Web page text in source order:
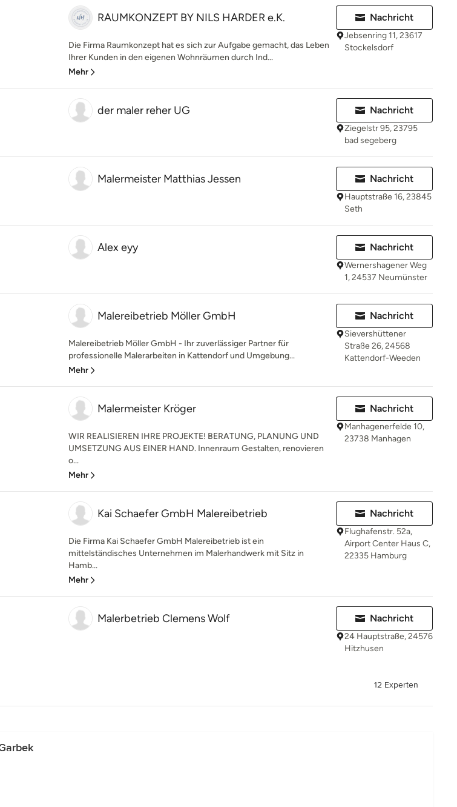
RAUMKONZEPT BY NILS HARDER e.K.
Die Firma Raumkonzept hat es sich zur Aufgabe gemacht, das Leben
Ihrer Kunden in den eigenen Wohnräumen durch Ind...
Mehr
Nachricht
Jebsenring 11, 23617
Stockelsdorf
der maler reher UG Nachricht
Ziegelstr 95, 23795
bad segeberg
Malermeister Matthias Jessen Nachricht
Hauptstraße 16, 23845
Seth
Alex eyy Nachricht
Wernershagener Weg
1, 24537 Neumünster
Malereibetrieb Möller GmbH
Malereibetrieb Möller GmbH - Ihr zuverlässiger Partner für
professionelle Malerarbeiten in Kattendorf und Umgebung...
Mehr
Nachricht
Sievershüttener
Straße 26, 24568
Kattendorf-Weeden
Malermeister Kröger
WIR REALISIEREN IHRE PROJEKTE! BERATUNG, PLANUNG UND
UMSETZUNG AUS EINER HAND. Innenraum Gestalten, renovieren
o...
Mehr
Nachricht
Manhagenerfelde 10,
23738 Manhagen
Kai Schaefer GmbH Malereibetrieb
Die Firma Kai Schaefer GmbH Malereibetrieb ist ein
mittelständisches Unternehmen im Malerhandwerk mit Sitz in
Hamb...
Mehr
Nachricht
Flughafenstr. 52a,
Airport Center Haus C,
22335 Hamburg
Malerbetrieb Clemens Wolf Nachricht
24 Hauptstraße, 24576
Hitzhusen
12 Experten